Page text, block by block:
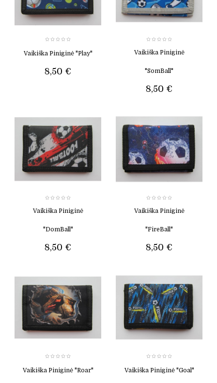
Vaikiška Piniginė "Play"
8,50 €
Vaikiška Piniginė
"SomBall"
8,50 €
Vaikiška Piniginė
"DomBall"
8,50 €
Vaikiška Piniginė
"FireBall"
8,50 €
Vaikiška Piniginė "Roar" Vaikiška Piniginė "Goal"